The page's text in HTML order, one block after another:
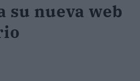
su nueva web